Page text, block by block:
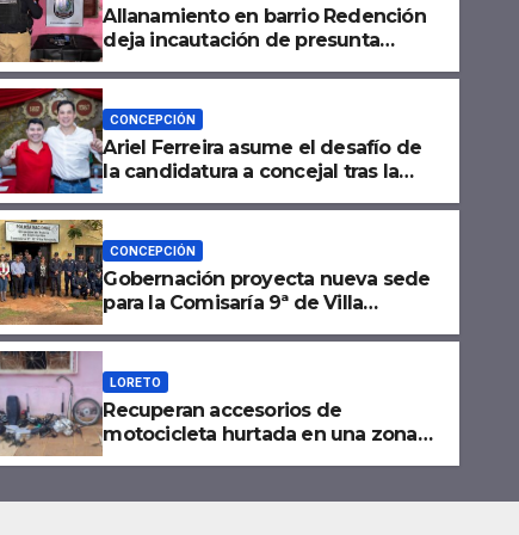
LORETO
Recuperan accesorios de
en una zona boscosa de
AGOSTO 6, 2026 NO HAY COMENTARIOS
Allanamiento en barrio Redención
deja incautación de presunta
CONCEPCIÓN
Ariel Ferreira asume el desafío de
la candidatura a concejal tras la
CONCEPCIÓN
Gobernación proyecta nueva sede
para la Comisaría 9ª de Villa
LORETO
Recuperan accesorios de
motocicleta hurtada en una zona